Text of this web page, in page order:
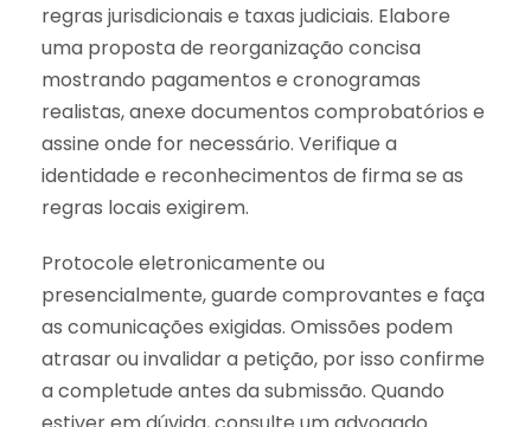
regras jurisdicionais e taxas judiciais. Elabore
uma proposta de reorganização concisa
mostrando pagamentos e cronogramas
realistas, anexe documentos comprobatórios e
assine onde for necessário. Verifique a
identidade e reconhecimentos de firma se as
regras locais exigirem.
Protocole eletronicamente ou
presencialmente, guarde comprovantes e faça
as comunicações exigidas. Omissões podem
atrasar ou invalidar a petição, por isso confirme
a completude antes da submissão. Quando